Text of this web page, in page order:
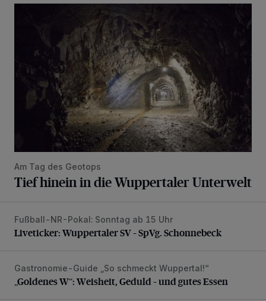
Am Tag des Geotops
Tief hinein in die Wuppertaler Unterwelt
Liveticker: Wuppertaler SV – SpVg. Schonnebeck
Fußball-NR-Pokal: Sonntag ab 15 Uhr
Liveticker: Wuppertaler SV – SpVg. Schonnebeck
„Goldenes W“: Weisheit, Geduld – und gutes Essen
Gastronomie-Guide „So schmeckt Wuppertal!“
„Goldenes W“: Weisheit, Geduld – und gutes Essen